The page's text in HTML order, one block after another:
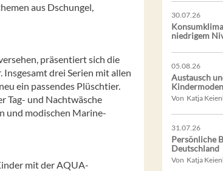
aus Dschungel,
präsentiert sich die
drei Serien mit allen
ein passendes Plüschtier.
Tag- und Nachtwäsche
und modischen Marine-
mit der AQUA-
30.07.26
niedrigem
05.08.26
Austausch
Von Katja
31.07.26
Persönliche
Deutschland
Von Katja